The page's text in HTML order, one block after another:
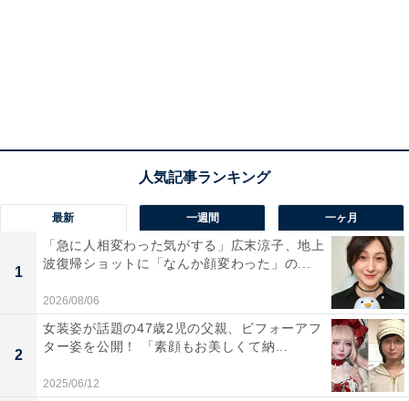
最新 一週間 一ヶ月
1
「急に人相変わった気がする」広末涼子、地上
波復帰ショットに「なんか顔変わった」の...
2026/08/06
2
女装姿が話題の47歳2児の父親、ビフォーアフ
ター姿を公開！ 「素顔もお美しくて納...
2025/06/12